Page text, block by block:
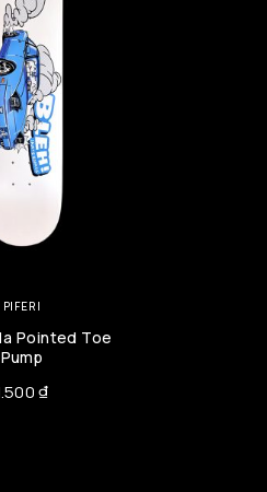
PIFERI
Pointed Toe
Pump
₫